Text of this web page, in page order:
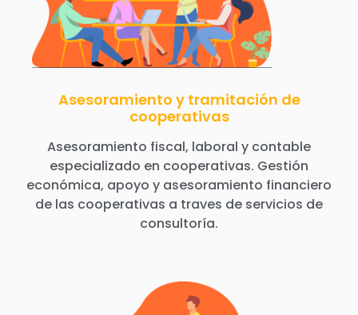
Asesoramiento y tramitación de
cooperativas
Asesoramiento fiscal, laboral y contable
especializado en cooperativas. Gestión
económica, apoyo y asesoramiento financiero
de las cooperativas a traves de servicios de
consultoría.